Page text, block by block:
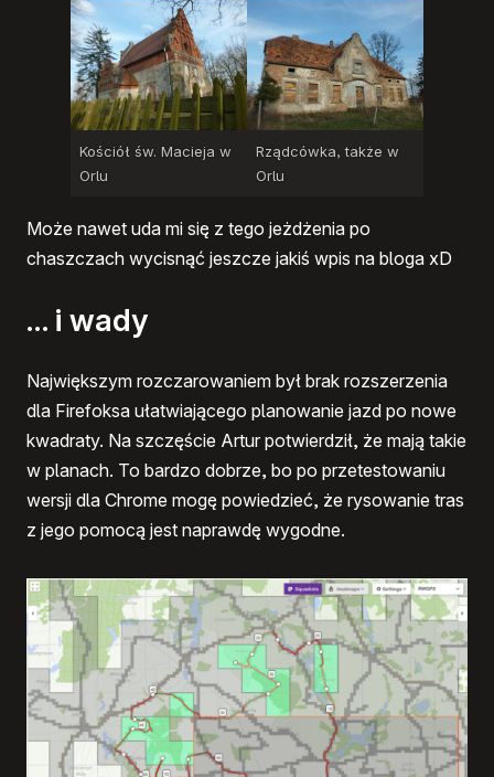
Kościół św. Macieja w
Orlu
Rządcówka, także w
Orlu
Może nawet uda mi się z tego jeżdżenia po
chaszczach wycisnąć jeszcze jakiś wpis na bloga xD
… i wady
Największym rozczarowaniem był brak rozszerzenia
dla Firefoksa ułatwiającego planowanie jazd po nowe
kwadraty. Na szczęście Artur potwierdził, że mają takie
w planach. To bardzo dobrze, bo po przetestowaniu
wersji dla Chrome mogę powiedzieć, że rysowanie tras
z jego pomocą jest naprawdę wygodne.